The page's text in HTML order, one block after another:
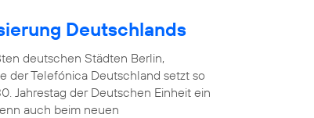
Deutschlands
deutschen Städten Berlin,
der Telefónica Deutschland setzt so
Jahrestag der Deutschen Einheit ein
auch beim neuen